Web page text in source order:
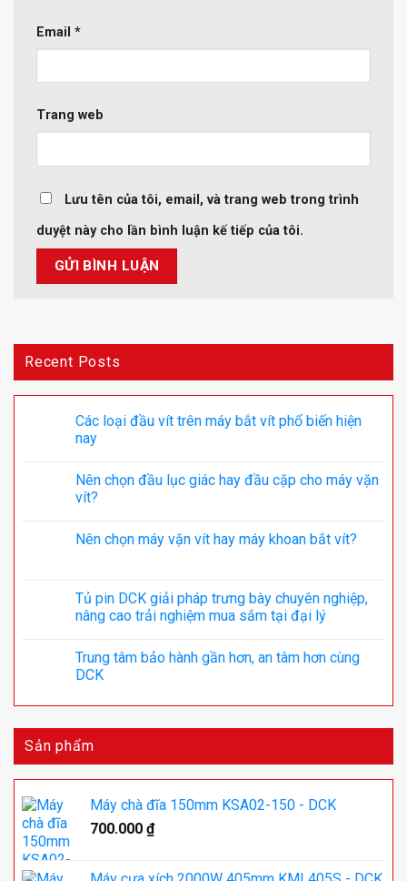
Email *
Trang web
Lưu tên của tôi, email, và trang web trong trình
duyệt này cho lần bình luận kế tiếp của tôi.
Recent Posts
Các loại đầu vít trên máy bắt vít phổ biến hiện
nay
Nên chọn đầu lục giác hay đầu cặp cho máy vặn
vít?
Nên chọn máy vặn vít hay máy khoan bắt vít?
Tủ pin DCK giải pháp trưng bày chuyên nghiệp,
nâng cao trải nghiệm mua sắm tại đại lý
Trung tâm bảo hành gần hơn, an tâm hơn cùng
DCK
Sản phẩm
Máy chà đĩa 150mm KSA02-150 - DCK
700.000 ₫